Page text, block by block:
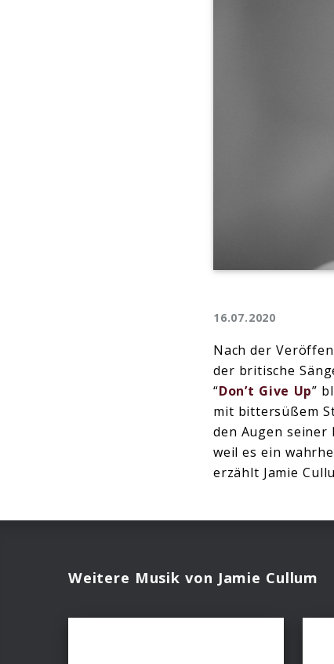
16.07.2020
Nach der
der britische
“Don’t Give Up”
mit bittersüßem
den Augen seiner
weil es ein
erzählt Jamie
Weitere Musik von Jamie Cullum